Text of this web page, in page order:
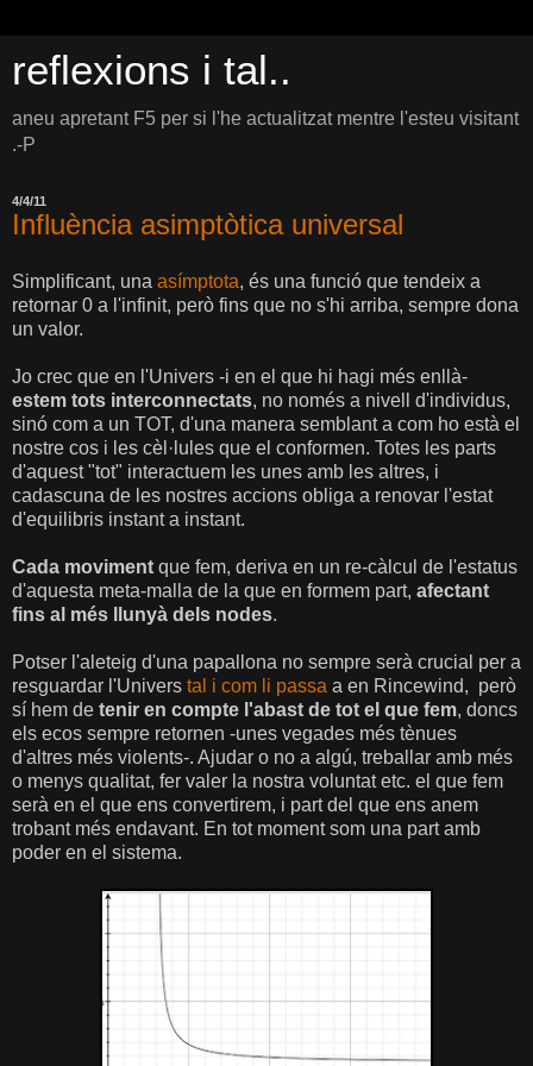
reflexions i tal..
aneu apretant F5 per si l'he actualitzat mentre l'esteu visitant
.-P
4/4/11
Influència asimptòtica universal
Simplificant, una asímptota, és una funció que tendeix a
retornar 0 a l'infinit, però fins que no s'hi arriba, sempre dona
un valor.
Jo crec que en l'Univers -i en el que hi hagi més enllà-
estem tots interconnectats, no només a nivell d'individus,
sinó com a un TOT, d'una manera semblant a com ho està el
nostre cos i les cèl·lules que el conformen. Totes les parts
d'aquest "tot" interactuem les unes amb les altres, i
cadascuna de les nostres accions obliga a renovar l'estat
d'equilibris instant a instant.
Cada moviment que fem, deriva en un re-càlcul de l'estatus
d'aquesta meta-malla de la que en formem part, afectant
fins al més llunyà dels nodes.
Potser l'aleteig d'una papallona no sempre serà crucial per a
resguardar l'Univers tal i com li passa a en Rincewind, però
sí hem de tenir en compte l'abast de tot el que fem, doncs
els ecos sempre retornen -unes vegades més tènues
d'altres més violents-. Ajudar o no a algú, treballar amb més
o menys qualitat, fer valer la nostra voluntat etc. el que fem
serà en el que ens convertirem, i part del que ens anem
trobant més endavant. En tot moment som una part amb
poder en el sistema.